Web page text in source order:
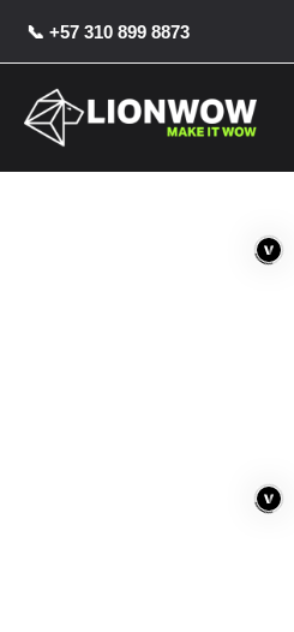
contenido
📞 +57 310 899 8873
navigation